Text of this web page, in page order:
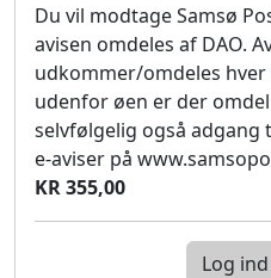
Du vil modtage Samsø
avisen omdeles af DAO.
udkommer/omdeles
udenfor øen er der
selvfølgelig også adgang
e-aviser på
KR 355,00
Log ind